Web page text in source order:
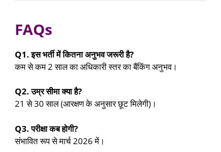
FAQs
Q1. इस भर्ती में कितना अनुभव जरूरी है?
कम से कम 2 साल का अधिकारी स्तर का बैंकिंग अनुभव।
Q2. उम्र सीमा क्या है?
21 से 30 साल (आरक्षण के अनुसार छूट मिलेगी)।
Q3. परीक्षा कब होगी?
संभावित रूप से मार्च 2026 में।